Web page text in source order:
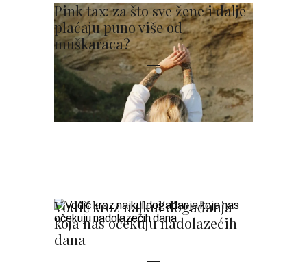
Pink tax: za što sve žene i dalje
plaćaju puno više od
muškaraca?
Vodič kroz najkul događanja
koja nas očekuju nadolazećih
dana